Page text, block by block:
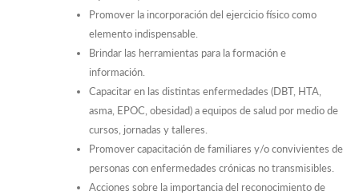
Promover la incorporación del ejercicio físico como
elemento indispensable.
Brindar las herramientas para la formación e
información.
Capacitar en las distintas enfermedades (DBT, HTA,
asma, EPOC, obesidad) a equipos de salud por medio de
cursos, jornadas y talleres.
Promover capacitación de familiares y/o convivientes de
personas con enfermedades crónicas no transmisibles.
Acciones sobre la importancia del reconocimiento de